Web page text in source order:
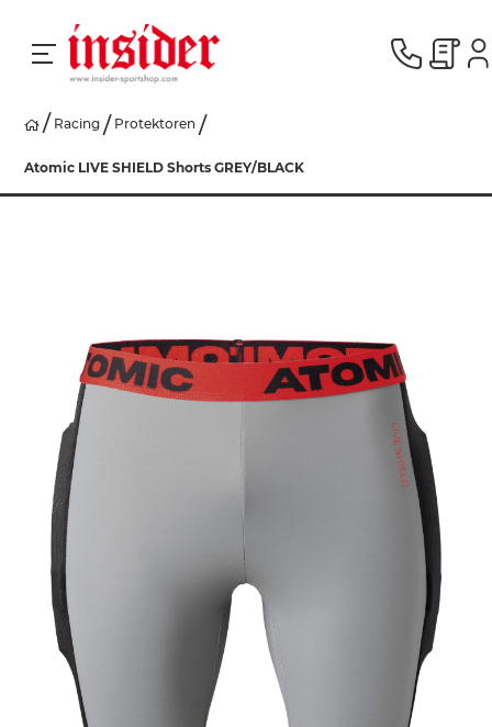
HERREN
DAMEN
KINDER
ZUBEHÖR
VERLEIH
Racing Protektoren
Atomic LIVE SHIELD Shorts GREY/BLACK